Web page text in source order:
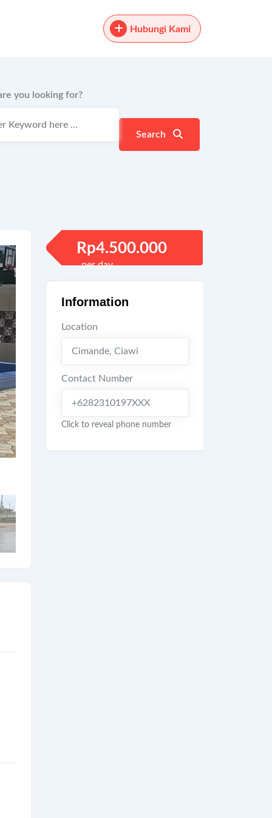
Hubungi Kami
you looking for?
Search
Rp4.500.000
per day
Information
Location
Cimande, Ciawi
Contact Number
+6282310197XXX
Click to reveal phone number